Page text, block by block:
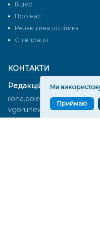
КОНТАКТИ
Редакційний відділ:
ilona.polesova@gmail.com
vgorunews@gmail.com
lvgoru@gmail.com
Відео
Про нас
Редакційна політика
Cпівпраця
Ми
Приймаю